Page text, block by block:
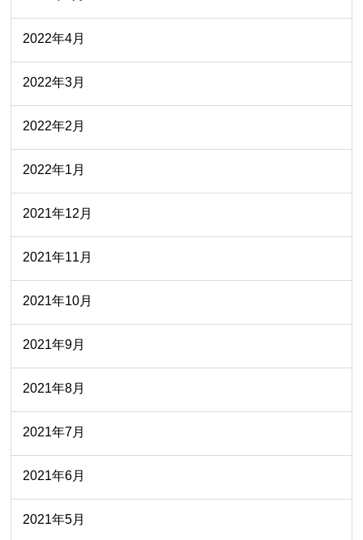
2022年4月
2022年3月
2022年2月
2022年1月
2021年12月
2021年11月
2021年10月
2021年9月
2021年8月
2021年7月
2021年6月
2021年5月